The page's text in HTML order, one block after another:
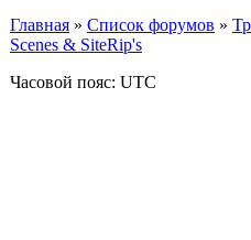
Главная » Список форумов »
Scenes & SiteRip's
Часовой пояс: UTC